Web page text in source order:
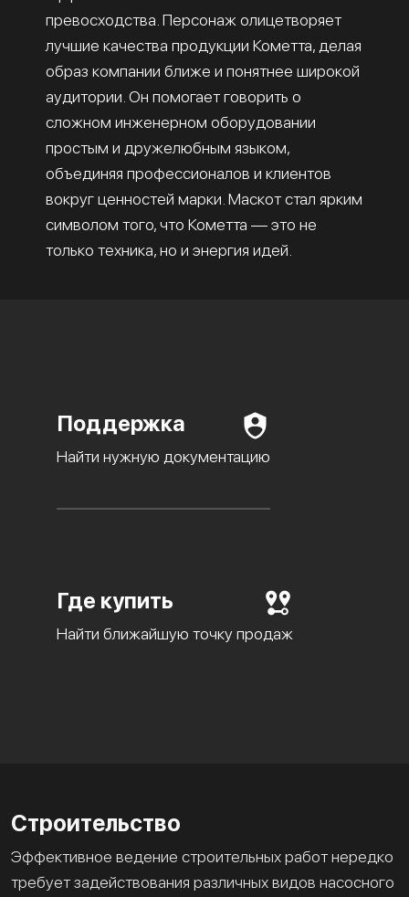
превосходства. Персонаж олицетворяет
лучшие качества продукции Кометта, делая
образ компании ближе и понятнее широкой
аудитории. Он помогает говорить о
сложном инженерном оборудовании
простым и дружелюбным языком,
объединяя профессионалов и клиентов
вокруг ценностей марки. Маскот стал ярким
символом того, что Кометта — это не
только техника, но и энергия идей.
Поддержка
Найти нужную документацию
Где купить
Найти ближайшую точку продаж
Строительство
Эффективное ведение строительных работ нередко
требует задействования различных видов насосного